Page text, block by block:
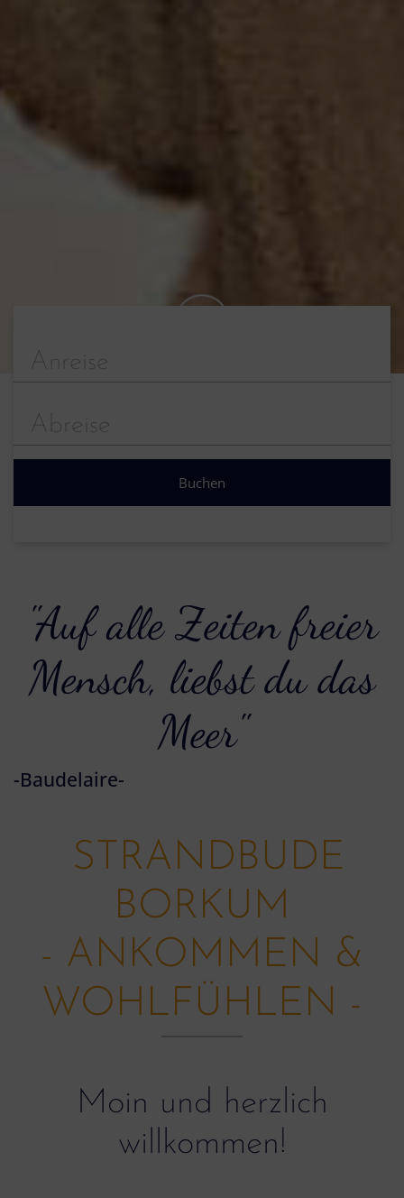
"Auf alle Zeiten freier
Mensch, liebst du das
Meer"
-Baudelaire-
STRANDBUDE
BORKUM
- ANKOMMEN &
WOHLFÜHLEN -
Moin und herzlich
willkommen!